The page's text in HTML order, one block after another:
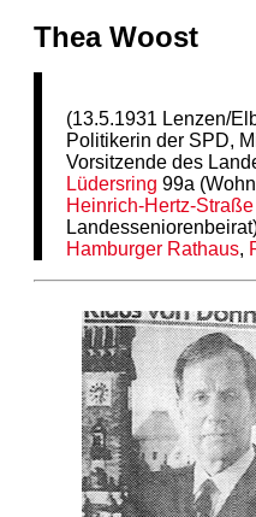
Thea Woost
(13.5.1931 Lenzen/
Politikerin der SPD,
Vorsitzende des
Lüdersring 99a
Heinrich-Hertz-Straße
Hamburger Rathaus,